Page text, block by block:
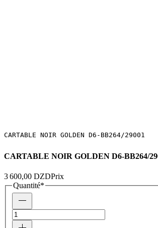
CARTABLE NOIR GOLDEN D6-BB264/29001
CARTABLE NOIR GOLDEN D6-BB264/
3 600,00 DZDPrix
Quantité*